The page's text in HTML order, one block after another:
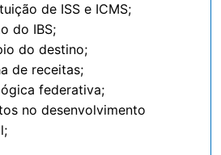
de ISS e ICMS;
do IBS;
do destino;
de receitas;
federativa;
no desenvolvimento